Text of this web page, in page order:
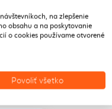
150mm a
na zlepšenie
obsahu a na poskytovanie
o cookies používame otvorené
Povoliť všetko